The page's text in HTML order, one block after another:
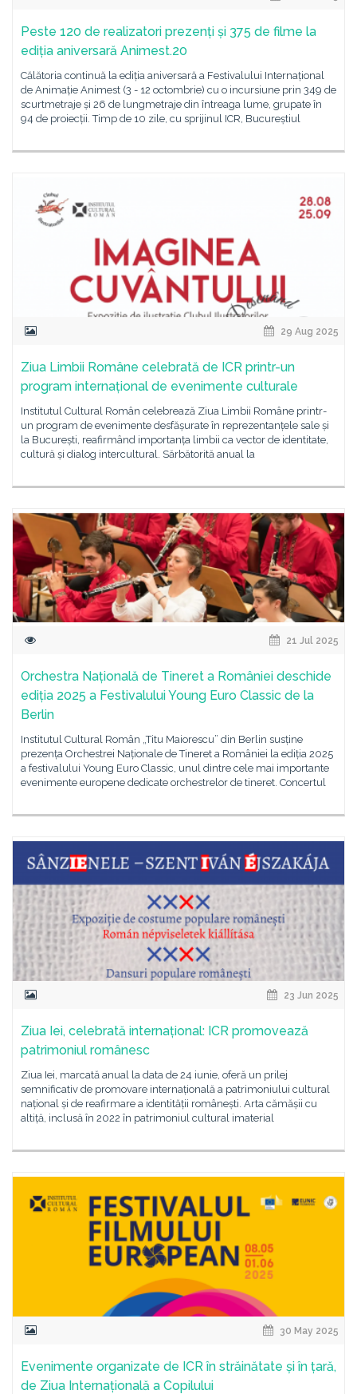
Peste 120 de realizatori prezenți și 375 de filme la
ediția aniversară Animest.20
Călătoria continuă la ediția aniversară a Festivalului Internațional
de Animație Animest (3 - 12 octombrie) cu o incursiune prin 349 de
scurtmetraje și 26 de lungmetraje din întreaga lume, grupate în
94 de proiecții. Timp de 10 zile, cu sprijinul ICR, Bucureștiul
29 Aug 2025
Ziua Limbii Române celebrată de ICR printr-un
program internațional de evenimente culturale
Institutul Cultural Român celebrează Ziua Limbii Române printr-
un program de evenimente desfășurate în reprezentanțele sale și
la București, reafirmând importanța limbii ca vector de identitate,
cultură și dialog intercultural. Sărbătorită anual la
21 Jul 2025
Orchestra Națională de Tineret a României deschide
ediția 2025 a Festivalului Young Euro Classic de la
Berlin
Institutul Cultural Român „Titu Maiorescu” din Berlin susține
prezența Orchestrei Naționale de Tineret a României la ediția 2025
a festivalului Young Euro Classic, unul dintre cele mai importante
evenimente europene dedicate orchestrelor de tineret. Concertul
23 Jun 2025
Ziua Iei, celebrată internațional: ICR promovează
patrimoniul românesc
Ziua Iei, marcată anual la data de 24 iunie, oferă un prilej
semnificativ de promovare internațională a patrimoniului cultural
național și de reafirmare a identității românești. Arta cămășii cu
altiță, inclusă în 2022 în patrimoniul cultural imaterial
30 May 2025
Evenimente organizate de ICR în străinătate și în țară,
de Ziua Internațională a Copilului